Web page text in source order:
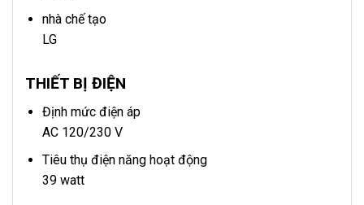
nhà chế tạo
LG
THIẾT BỊ ĐIỆN
Định mức điện áp
AC 120/230 V
Tiêu thụ điện năng hoạt động
39 watt